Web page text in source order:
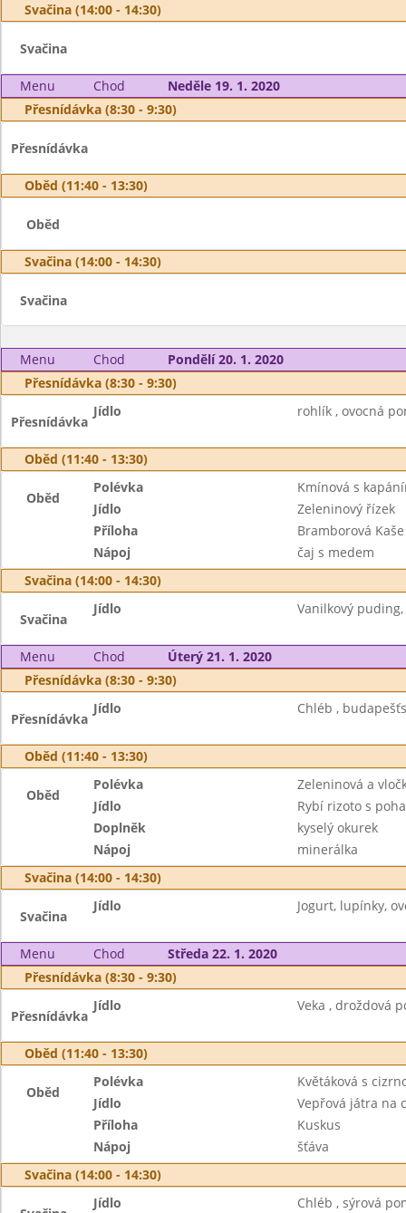
Svačina (14:00 - 14:30)
Svačina
Menu Chod
Neděle 19. 1. 2020
Přesnídávka (8:30 - 9:30)
Přesnídávka
Oběd (11:40 - 13:30)
Oběd
Svačina (14:00 - 14:30)
Svačina
Menu Chod
Pondělí 20. 1. 2020
Přesnídávka (8:30 - 9:30)
Přesnídávka
Jídlo rohlík , ovocná
Oběd (11:40 - 13:30)
Oběd
Polévka
Kmínová s
Jídlo
Zeleninový řízek
Příloha
Bramborová Kaše
Nápoj
čaj s medem
Svačina (14:00 - 14:30)
Svačina
Jídlo Vanilkový
Menu Chod
Úterý 21. 1. 2020
Přesnídávka (8:30 - 9:30)
Přesnídávka
Jídlo Chléb ,
Oběd (11:40 - 13:30)
Oběd
Polévka
Zeleninová a
Jídlo
Rybí rizoto s
Doplněk
kyselý okurek
Nápoj
minerálka
Svačina (14:00 - 14:30)
Svačina
Jídlo Jogurt, lupínky,
Menu Chod
Středa 22. 1. 2020
Přesnídávka (8:30 - 9:30)
Přesnídávka
Jídlo Veka , droždová
Oběd (11:40 - 13:30)
Oběd
Polévka
Květáková s
Jídlo
Vepřová játra na
Příloha
Kuskus
Nápoj
šťáva
Svačina (14:00 - 14:30)
Jídlo Chléb , sýrová